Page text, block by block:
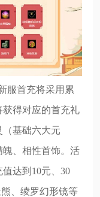
服首充将采用累
得对应的首充礼
基础六大元
、相性首饰。活
达到10元、30
、绫罗幻形镜等